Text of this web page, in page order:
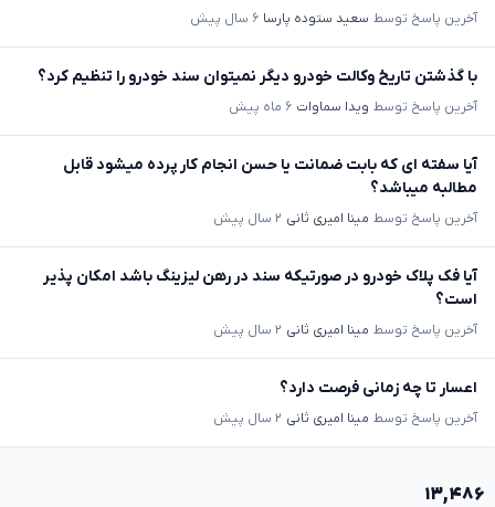
آخرین پاسخ توسط سعید ستوده پارسا ۶ سال پیش
با گذشتن تاریخ وکالت خودرو دیگر نمیتوان سند خودرو را تنظیم کرد؟
آخرین پاسخ توسط ویدا سماوات ۶ ماه پیش
آیا سفته ای که بابت ضمانت یا حسن انجام کار پرده میشود قابل
مطالبه میباشد؟
آخرین پاسخ توسط مینا امیری ثانی ۲ سال پیش
آیا فک پلاک خودرو در صورتیکه سند در رهن لیزینگ باشد امکان پذیر
است؟
آخرین پاسخ توسط مینا امیری ثانی ۲ سال پیش
اعسار تا چه زمانی فرصت دارد؟
آخرین پاسخ توسط مینا امیری ثانی ۲ سال پیش
۱۳,۴۸۶